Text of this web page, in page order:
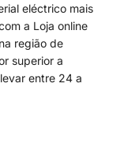
eléctrico mais
a Loja online
região de
superior a
entre 24 a